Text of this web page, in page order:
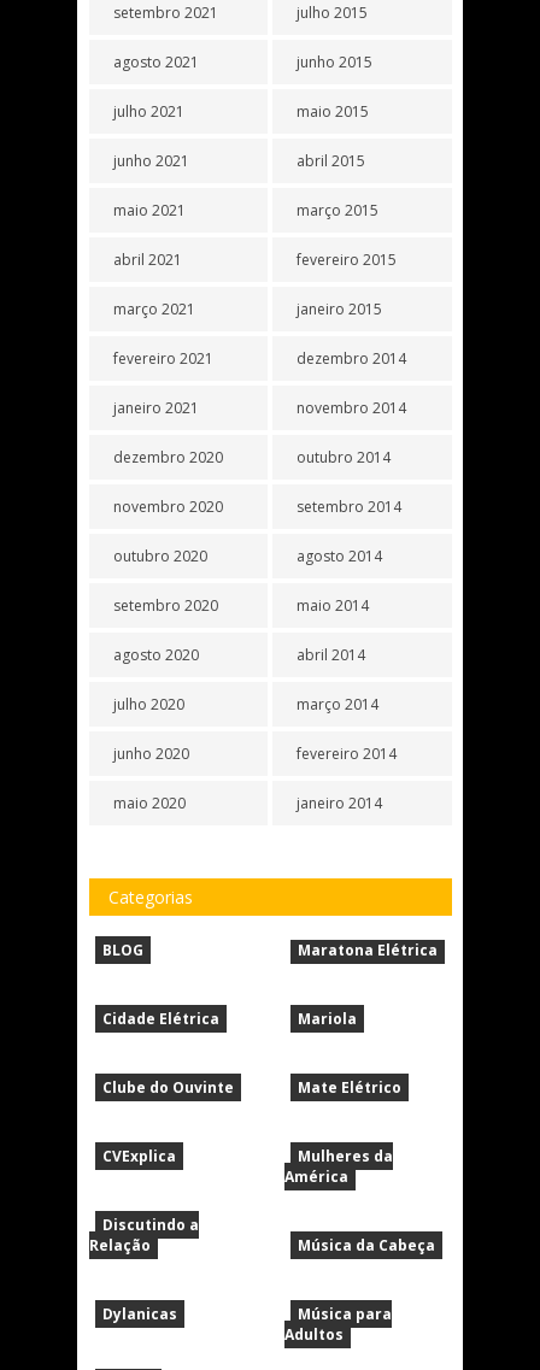
setembro 2021
agosto 2021
julho 2021
junho 2021
maio 2021
abril 2021
março 2021
fevereiro 2021
janeiro 2021
dezembro 2020
novembro 2020
outubro 2020
setembro 2020
agosto 2020
julho 2020
junho 2020
maio 2020
julho 2015
junho 2015
maio 2015
abril 2015
março 2015
fevereiro 2015
janeiro 2015
dezembro 2014
novembro 2014
outubro 2014
setembro 2014
agosto 2014
maio 2014
abril 2014
março 2014
fevereiro 2014
janeiro 2014
Categorias
BLOG
Cidade Elétrica
Clube do Ouvinte
CVExplica
Discutindo a
Relação
Dylanicas
Maratona Elétrica
Mariola
Mate Elétrico
Mulheres da
América
Música da Cabeça
Música para
Adultos